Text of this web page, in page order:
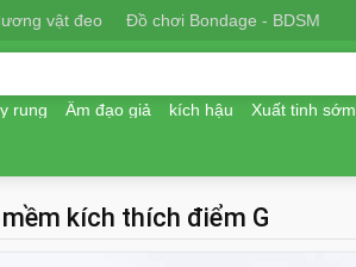
vật đeo Đồ chơi Bondage - BDSM
rung Âm đạo giả kích hậu Xuất tinh sớm
kích thích điểm G